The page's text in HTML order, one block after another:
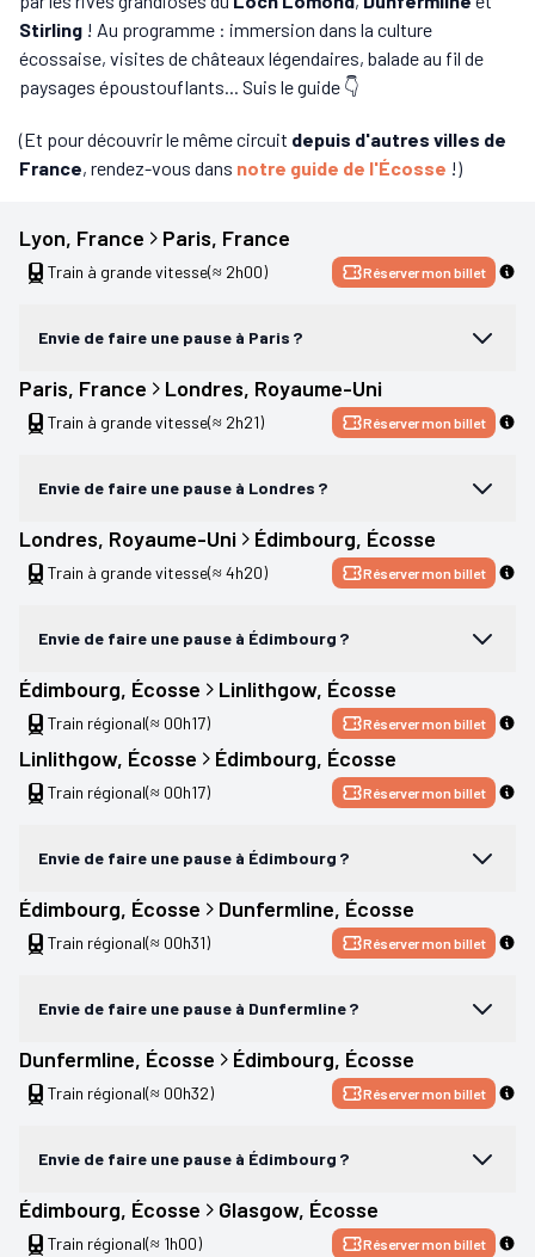
Stirling ! Au programme : immersion dans la culture
écossaise, visites de châteaux légendaires, balade au fil de
paysages époustouflants... Suis le guide 👇
(Et pour découvrir le même circuit depuis d'autres villes de
France, rendez-vous dans notre guide de l'Écosse !)
Lyon, France Paris, France
Train à grande vitesse(≈ 2h00) Réserver mon billet
Envie de faire une pause à Paris ?
Paris, France Londres, Royaume-Uni
Train à grande vitesse(≈ 2h21) Réserver mon billet
Envie de faire une pause à Londres ?
Londres, Royaume-Uni Édimbourg, Écosse
Train à grande vitesse(≈ 4h20) Réserver mon billet
Envie de faire une pause à Édimbourg ?
Édimbourg, Écosse Linlithgow, Écosse
Train régional(≈ 00h17) Réserver mon billet
Linlithgow, Écosse Édimbourg, Écosse
Train régional(≈ 00h17) Réserver mon billet
Envie de faire une pause à Édimbourg ?
Édimbourg, Écosse Dunfermline, Écosse
Train régional(≈ 00h31) Réserver mon billet
Envie de faire une pause à Dunfermline ?
Dunfermline, Écosse Édimbourg, Écosse
Train régional(≈ 00h32) Réserver mon billet
Envie de faire une pause à Édimbourg ?
Édimbourg, Écosse Glasgow, Écosse
Train régional(≈ 1h00) Réserver mon billet